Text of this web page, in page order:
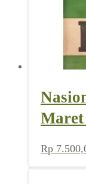
Maret
Rp